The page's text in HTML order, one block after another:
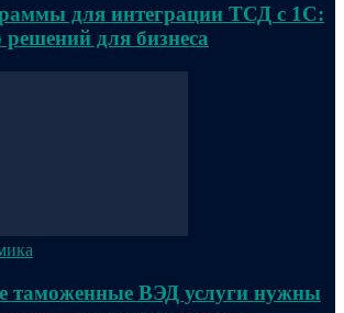
для интеграции ТСД с 1С:
решений для бизнеса
таможенные ВЭД услуги нужны